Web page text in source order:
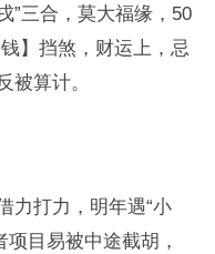
”三合，莫大福缘，50
】挡煞，财运上，忌
被算计。
力打力，明年遇“小
目易被中途截胡，